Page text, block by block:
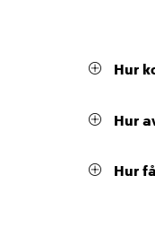
Hur
Hur
Hur